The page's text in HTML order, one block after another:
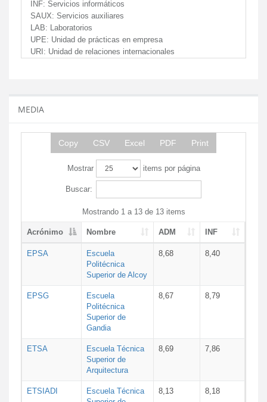
INF: Servicios informáticos
SAUX: Servicios auxiliares
LAB: Laboratorios
UPE: Unidad de prácticas en empresa
URI: Unidad de relaciones internacionales
MEDIA
Copy CSV Excel PDF Print
Mostrar items por página
Buscar:
Mostrando 1 a 13 de 13 items
Acrónimo Nombre ADM INF
EPSA
Escuela
Politécnica
Superior de Alcoy
8,68 8,40
EPSG
Escuela
Politécnica
Superior de
Gandia
8,67 8,79
ETSA
Escuela Técnica
Superior de
Arquitectura
8,69 7,86
ETSIADI
Escuela Técnica
8,13 8,18